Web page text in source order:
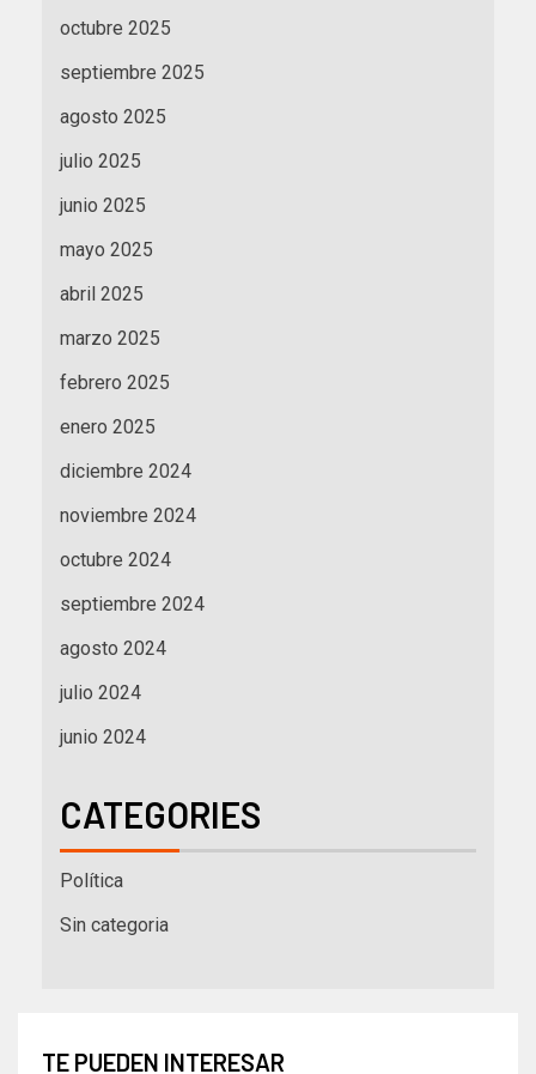
octubre 2025
septiembre 2025
agosto 2025
julio 2025
junio 2025
mayo 2025
abril 2025
marzo 2025
febrero 2025
enero 2025
diciembre 2024
noviembre 2024
octubre 2024
septiembre 2024
agosto 2024
julio 2024
junio 2024
CATEGORIES
Política
Sin categoria
TE PUEDEN INTERESAR